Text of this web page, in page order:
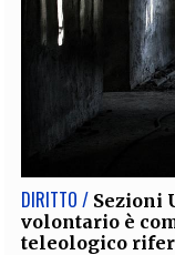
DIRITTO / Sezioni
volontario è
teleologico